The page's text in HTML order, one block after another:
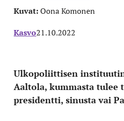
Kuvat:Oona Komonen
Kasvo21.10.2022
Ulkopoliittisen
Aaltola, kummasta tulee
presidentti, sinusta vai